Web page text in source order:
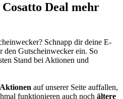
Deal mehr
Schnapp dir deine E-
den Gutscheinweckerein. So
Stand bei Aktionen und
auf unserer Seite auffallen,
funktionieren auch noch ältere